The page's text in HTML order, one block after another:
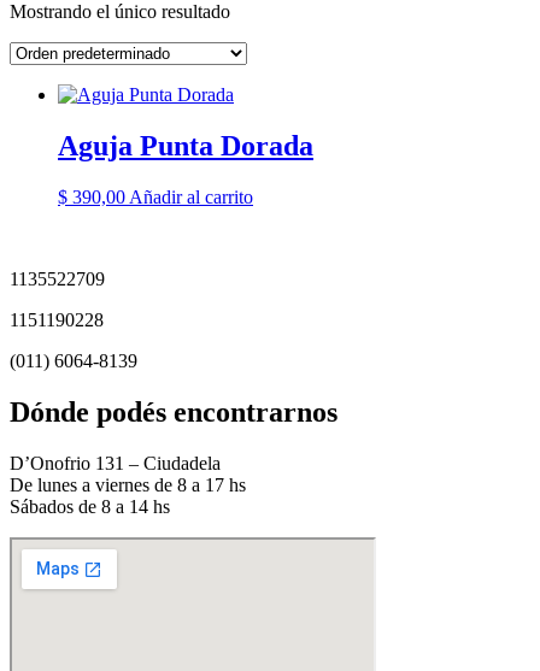
Mostrando el único resultado
Aguja Punta Dorada
$ 390,00 Añadir al carrito
1135522709
1151190228
(011) 6064-8139
Dónde podés encontrarnos
D’Onofrio 131 – Ciudadela
De lunes a viernes de 8 a 17 hs
Sábados de 8 a 14 hs